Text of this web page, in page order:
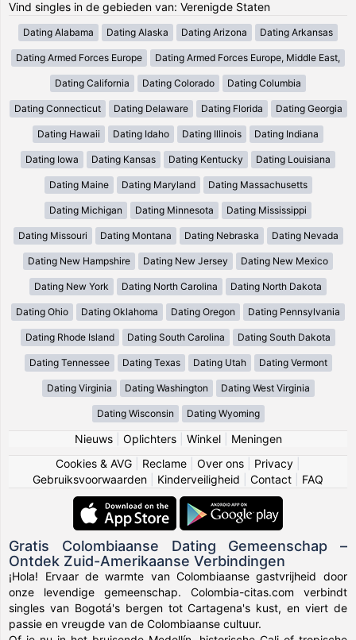
Vind singles in de gebieden van: Verenigde Staten
Dating Alabama Dating Alaska Dating Arizona Dating Arkansas
Dating Armed Forces Europe Dating Armed Forces Europe, Middle East,
Dating California Dating Colorado Dating Columbia
Dating Connecticut Dating Delaware Dating Florida Dating Georgia
Dating Hawaii Dating Idaho Dating Illinois Dating Indiana
Dating Iowa Dating Kansas Dating Kentucky Dating Louisiana
Dating Maine Dating Maryland Dating Massachusetts
Dating Michigan Dating Minnesota Dating Mississippi
Dating Missouri Dating Montana Dating Nebraska Dating Nevada
Dating New Hampshire Dating New Jersey Dating New Mexico
Dating New York Dating North Carolina Dating North Dakota
Dating Ohio Dating Oklahoma Dating Oregon Dating Pennsylvania
Dating Rhode Island Dating South Carolina Dating South Dakota
Dating Tennessee Dating Texas Dating Utah Dating Vermont
Dating Virginia Dating Washington Dating West Virginia
Dating Wisconsin Dating Wyoming
Nieuws| Oplichters| Winkel| Meningen
Cookies & AVG
Reclame Over ons Privacy
Gebruiksvoorwaarden
Kinderveiligheid Contact FAQ
Gratis Colombiaanse Dating Gemeenschap –
Ontdek Zuid-Amerikaanse Verbindingen
¡Hola! Ervaar de warmte van Colombiaanse gastvrijheid door
onze levendige gemeenschap. Colombia-citas.com verbindt
singles van Bogotá's bergen tot Cartagena's kust, en viert de
passie en vreugde van de Colombiaanse cultuur.